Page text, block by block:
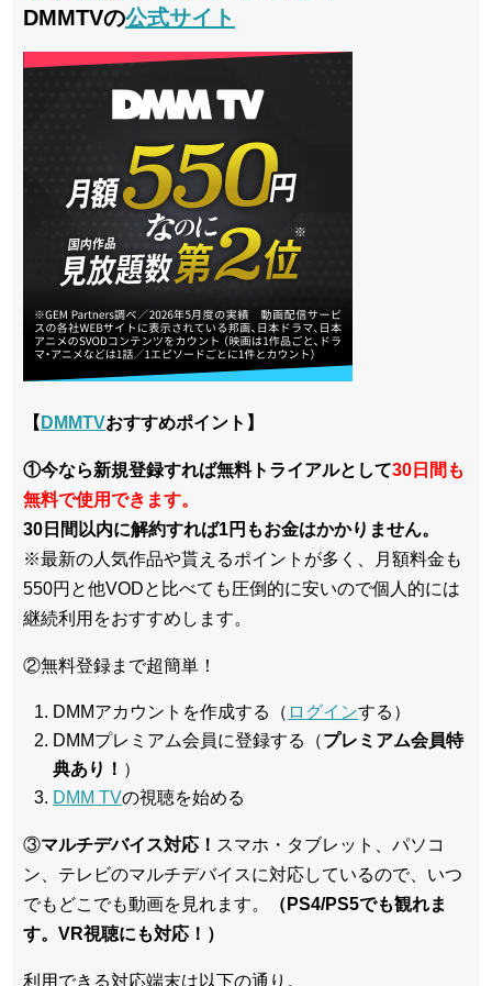
DMMTVの公式サイト
【 DMMTVおすすめポイント】
①今なら新規登録すれば無料トライアルとして30日間も
無料で使用できます。
30日間以内に解約すれば1円もお金はかかりません。
※最新の人気作品や貰えるポイントが多く、月額料金も
550円と他VODと比べても圧倒的に安いので個人的には
継続利用をおすすめします。
②無料登録まで超簡単！
DMMアカウントを作成する（ ログインする）
DMMプレミアム会員に登録する（プレミアム会員特
典あり！ ）
DMM TVの視聴を始める
③マルチデバイス対応！ スマホ・タブレット、パソコ
ン、テレビのマルチデバイスに対応しているので、いつ
でもどこでも動画を見れます。
（PS4/PS5でも観れま
す。VR視聴にも対応！）
利用できる対応端末は以下の通り。